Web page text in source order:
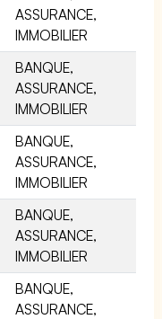
ASSURANCE,
IMMOBILIER
BANQUE,
ASSURANCE,
IMMOBILIER
BANQUE,
ASSURANCE,
IMMOBILIER
BANQUE,
ASSURANCE,
IMMOBILIER
BANQUE,
ASSURANCE,